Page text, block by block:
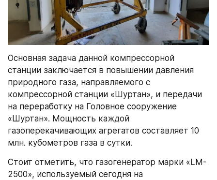
Основная задача данной компрессорной
станции заключается в повышении давления
природного газа, направляемого с
компрессорной станции «Шуртан», и передачи
на переработку на Головное сооружение
«Шуртан». Мощность каждой
газоперекачивающих агрегатов составляет 10
млн. кубометров газа в сутки.
Стоит отметить, что газогенератор марки «LM-
2500», используемый сегодня на